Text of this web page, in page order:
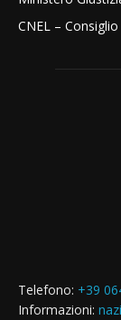
CNEL –
Telefono: +39
Informazioni: